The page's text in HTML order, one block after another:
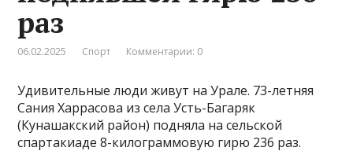
раз
06.02.2025 Спорт Комментарии: 0
Удивительные люди живут на Урале. 73-летняя
Сания Харрасова из села Усть-Багаряк
(Кунашакский район) подняла на сельской
спартакиаде 8-килограммовую гирю 236 раз.